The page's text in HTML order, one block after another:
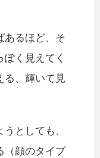
あるほど、そ
く見えてく
る、輝いて見
としても、
（顔のタイプ